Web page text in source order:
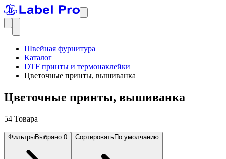
Швейная фурнитура
Каталог
DTF принты и термонаклейки
Цветочные принты, вышиванка
Цветочные принты, вышиванка
54 Товара
ФильтрыВыбрано 0 СортироватьПо умолчанию